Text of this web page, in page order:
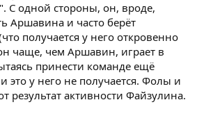
С одной стороны, он, вроде,
Аршавина и часто берёт
получается у него откровенно
чаще, чем Аршавин, играет в
принести команде ещё
это у него не получается. Фолы и
результат активности Файзулина.